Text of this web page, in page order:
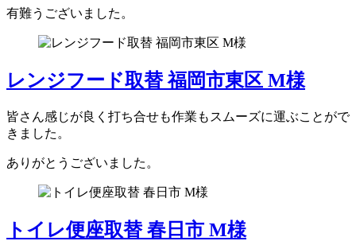
有難うございました。
レンジフード取替 福岡市東区 M様
皆さん感じが良く打ち合せも作業もスムーズに運ぶことがで
きました。
ありがとうございました。
トイレ便座取替 春日市 M様